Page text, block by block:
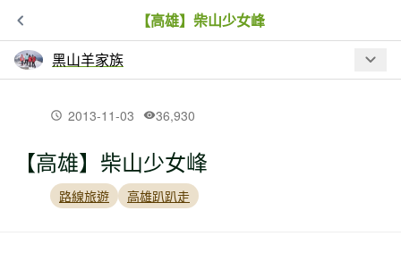
【高雄】柴山少女峰
黑山羊家族
最新文章
【南投】留龍頭走忘憂森林、金柑樹山
2013-11-03 36,930
【高雄】柴山少女峰
路線旅遊 高雄趴趴走